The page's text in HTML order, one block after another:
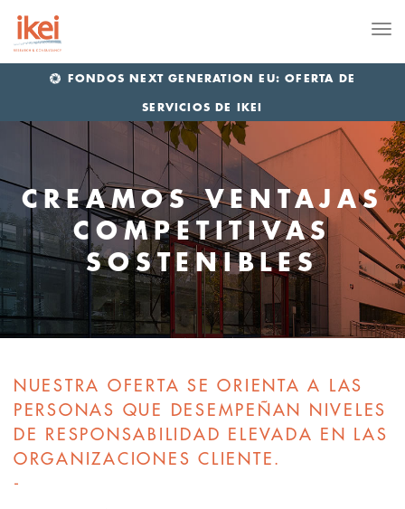
FONDOS NEXT GENERATION EU: OFERTA DE
SERVICIOS DE IKEI
CREAMOS VENTAJAS
COMPETITIVAS
SOSTENIBLES
NUESTRA OFERTA SE ORIENTA A LAS
PERSONAS QUE DESEMPEÑAN NIVELES
DE RESPONSABILIDAD ELEVADA EN LAS
ORGANIZACIONES CLIENTE .
-